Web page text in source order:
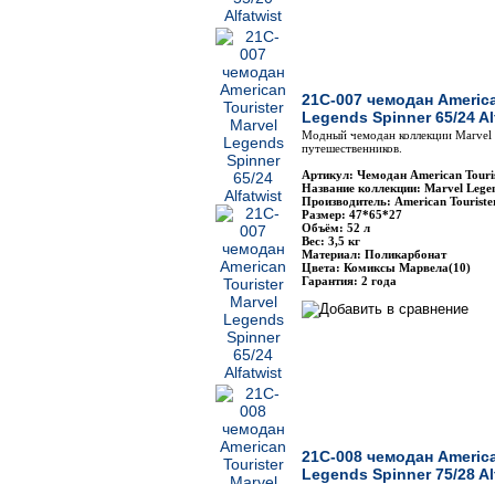
21C-007 чемодан
Legends Spinner 65/24
Модный чемодан коллекции Marvel
путешественников.
Артикул: Чемодан American
Название коллекции: Marvel
Производитель: American
Размер: 47*65*27
Объём: 52 л
Вес: 3,5 кг
Материал: Поликарбонат
Цвета: Комиксы Марвела(10)
Гарантия: 2 года
21C-008 чемодан
Legends Spinner 75/28